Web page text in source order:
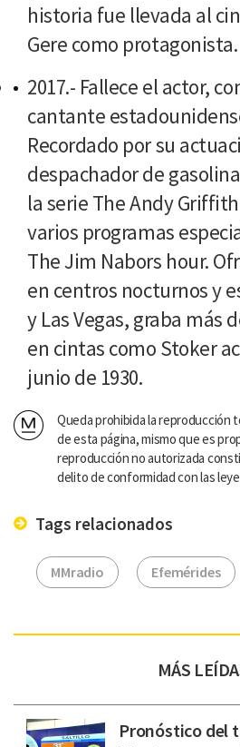
historia fue llevada al
Gere como protagonista.
2017.- Fallece el actor,
cantante
Recordado por su
despachador de
la serie The Andy
varios programas
The Jim Nabors hour.
en centros nocturnos y
y Las Vegas, graba más
en cintas como Stoker
junio de 1930.
Queda prohibida la reproducción
de esta página, mismo que es
reproducción no autorizada
delito de conformidad con las
Tags relacionados
MMradio Efemérides
MÁS
Pronóstico del